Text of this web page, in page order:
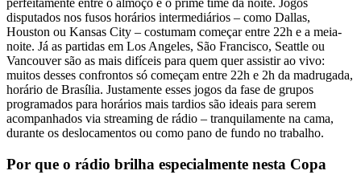
perfeitamente entre o almoço e o prime time da noite. Jogos
disputados nos fusos horários intermediários – como Dallas,
Houston ou Kansas City – costumam começar entre 22h e a meia-
noite. Já as partidas em Los Angeles, São Francisco, Seattle ou
Vancouver são as mais difíceis para quem quer assistir ao vivo:
muitos desses confrontos só começam entre 22h e 2h da madrugada,
horário de Brasília. Justamente esses jogos da fase de grupos
programados para horários mais tardios são ideais para serem
acompanhados via streaming de rádio – tranquilamente na cama,
durante os deslocamentos ou como pano de fundo no trabalho.
Por que o rádio brilha especialmente nesta Copa